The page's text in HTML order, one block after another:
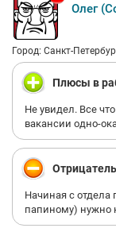
Олег
Город: Санкт-
Плюсы в
Не увидел. Все
вакансии одно-
Начиная с
папиному) нужно